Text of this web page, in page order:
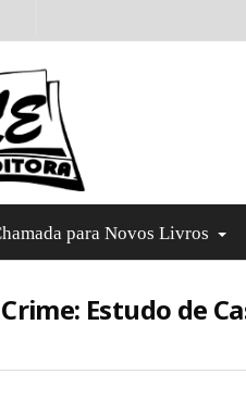
para Novos Livros
Estudo de